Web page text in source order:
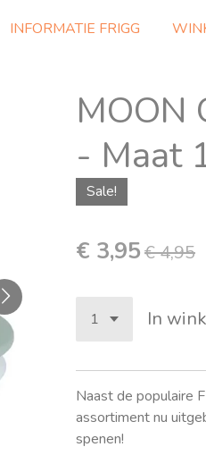
INFORMATIE FRIGG
MOON
- Maat
Sale!
€ 3,95€ 4,95
In
Naast de populaire
assortiment nu
spenen!